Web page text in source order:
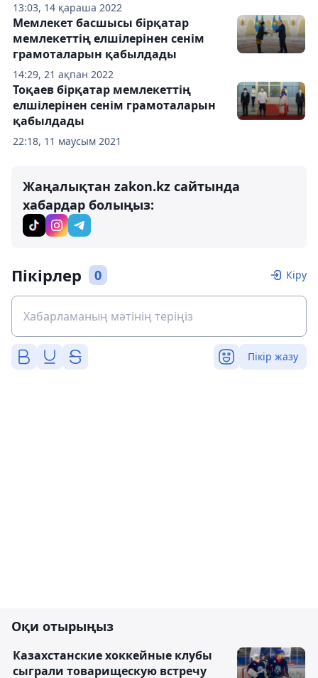
13:03, 14 қараша 2022
14:29, 21 ақпан 2022
Мемлекет басшысы бірқатар
мемлекеттің елшілерінен сенім
грамоталарын қабылдады
22:18, 11 маусым 2021
Тоқаев бірқатар мемлекеттің
елшілерінен сенім грамоталарын
қабылдады
Жаңалықтан zakon.kz сайтында
хабардар болыңыз:
Пікірлер 0 Кіру
Пікір жазу
Оқи отырыңыз
Казахстанские хоккейные клубы
сыграли товарищескую встречу